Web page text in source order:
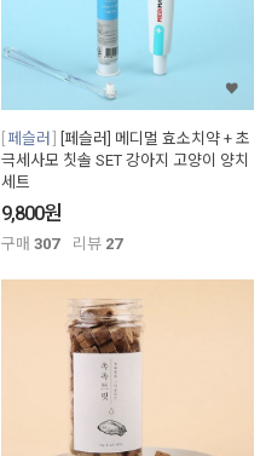
페슬러
[페슬러] 메디멀 효소치약 + 초
극세사모 칫솔 SET 강아지 고양이 양치
세트
9,800원
구매 307 리뷰 27